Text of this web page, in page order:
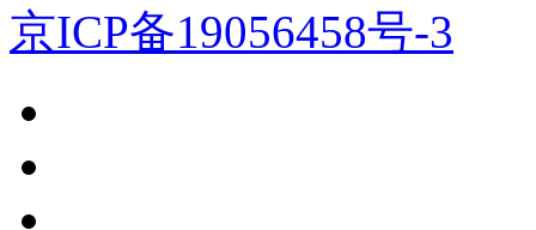
京ICP备19056458号-3